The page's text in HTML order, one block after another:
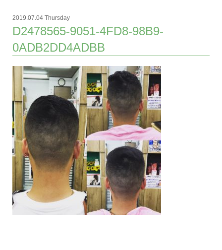
2019.07.04 Thursday
D2478565-9051-4FD8-98B9-
0ADB2DD4ADBB